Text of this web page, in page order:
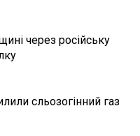
через російську
сльозогінний газ